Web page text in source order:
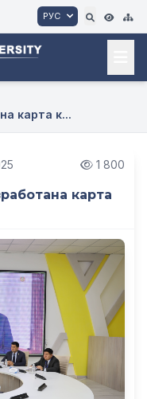
РУС
карта к...
1 800
карта